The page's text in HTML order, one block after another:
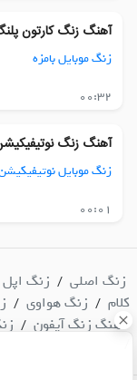
آهنگ زنگ کارتون
زنگ موبایل بامزه
00:32
آهنگ زنگ
زنگ موبایل
00:01
زنگ اصلی / زنگ اپل
کلام / زنگ هواوی /
آهنگ زنگ آیفون /